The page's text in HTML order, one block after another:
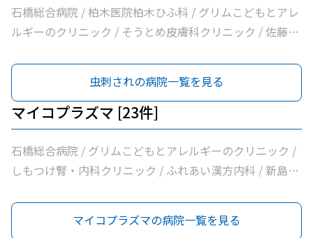
会新上三川病院 / 小口内科小児科医院 / 山﨑医院 / うえの
クリニック / せんば医院 / どんどんまもろうクリニックし
石橋総合病院 / 柏木医院柏木ひふ科 / グリムこどもとアレ
ルギーのクリニック / そうとめ皮膚科クリニック / 佐藤内
医院
虫刺されの病院一覧を見る
マイコプラズマ [23件]
石橋総合病院 / グリムこどもとアレルギーのクリニック /
しもつけ腎・内科クリニック / ふれあい漢方内科 / 新島内
内科・乳腺クリニック / 島田クリニック / 佐藤内科 / コン
フォート下野クリニック / ふじたクリニック / 医療法人社
マイコプラズマの病院一覧を見る